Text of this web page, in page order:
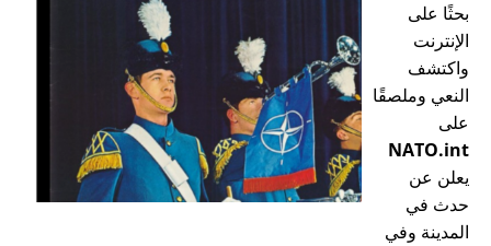
بحثًا على
الإنترنت
واكتشف
النعي وملصقًا
على
NATO.int
يعلن عن
حدث في
المدينة وفي